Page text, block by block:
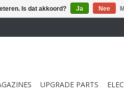
UPGRADE PARTS
Is dat akkoord? Ja Nee